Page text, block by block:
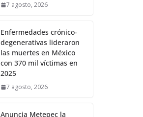
7 agosto, 2026
Enfermedades crónico-
degenerativas lideraron
las muertes en México
con 370 mil víctimas en
2025
7 agosto, 2026
Anuncia Metepec la